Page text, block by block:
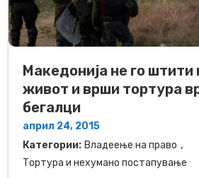
Македонија не го штити
живот и врши тортура
бегалци
април 24, 2015
Категории: Владеење на право ,
Тортура и нехумано постапување